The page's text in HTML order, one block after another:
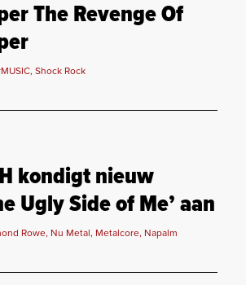
The Revenge Of
Shock Rock
kondigt nieuw
Ugly Side of Me’ aan
Rowe, Nu Metal, Metalcore, Napalm